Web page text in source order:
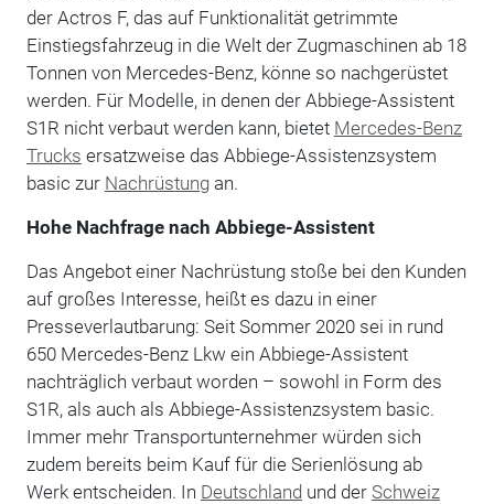
der Actros F, das auf Funktionalität getrimmte
Einstiegsfahrzeug in die Welt der Zugmaschinen ab 18
Tonnen von Mercedes-Benz, könne so nachgerüstet
werden. Für Modelle, in denen der Abbiege-Assistent
S1R nicht verbaut werden kann, bietet Mercedes-Benz
Trucks ersatzweise das Abbiege-Assistenzsystem
basic zur Nachrüstungan.
Hohe Nachfrage nach Abbiege-Assistent
Das Angebot einer Nachrüstung stoße bei den Kunden
auf großes Interesse, heißt es dazu in einer
Presseverlautbarung: Seit Sommer 2020 sei in rund
650 Mercedes-Benz Lkw ein Abbiege-Assistent
nachträglich verbaut worden – sowohl in Form des
S1R, als auch als Abbiege-Assistenzsystem basic.
Immer mehr Transportunternehmer würden sich
zudem bereits beim Kauf für die Serienlösung ab
Werk entscheiden. In Deutschland und der Schweiz